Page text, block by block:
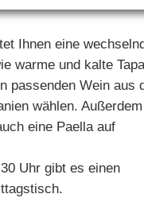
Ihnen eine
warme und kalte
passenden Wein aus
wählen.
eine Paella auf
Uhr gibt es einen